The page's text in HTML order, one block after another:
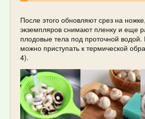
После этого обновляют срез на
экземпляров снимают пленку и еще
плодовые тела под проточной водой.
можно приступать к термической
4).